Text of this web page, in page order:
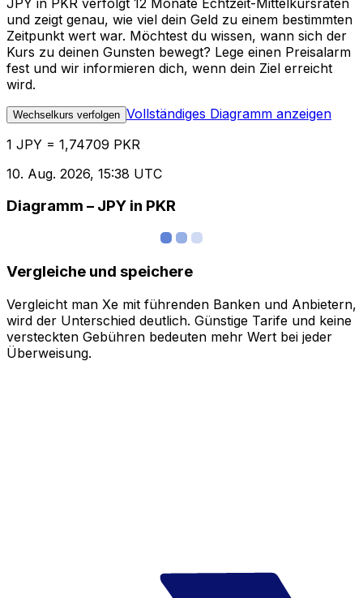
und zeigt genau, wie viel dein Geld zu einem bestimmten
Zeitpunkt wert war. Möchtest du wissen, wann sich der
Kurs zu deinen Gunsten bewegt? Lege einen Preisalarm
fest und wir informieren dich, wenn dein Ziel erreicht
wird.
Wechselkurs verfolgen Vollständiges Diagramm anzeigen
1 JPY = 1,74709 PKR
10. Aug. 2026, 15:38 UTC
Diagramm – JPY in PKR
Vergleiche und speichere
Vergleicht man Xe mit führenden Banken und Anbietern,
wird der Unterschied deutlich. Günstige Tarife und keine
versteckten Gebühren bedeuten mehr Wert bei jeder
Überweisung.